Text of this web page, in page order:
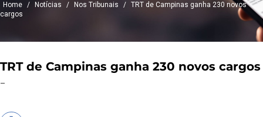
Home / Notícias / Nos Tribunais / TRT de Campinas ganha 230 novos
cargos
TRT de Campinas ganha 230 novos cargos
–